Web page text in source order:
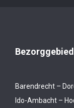
Barendrecht –
Ido-Ambacht –